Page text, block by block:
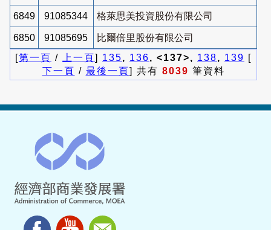
6849 91085344 格萊思美投資股份有限公司
6850 91085695
比爾倍里股份有限公司
[第一頁 / 上一頁] 135, 136, <137>, 138, 139 [
下一頁 / 最後一頁] 共有 8039 筆資料